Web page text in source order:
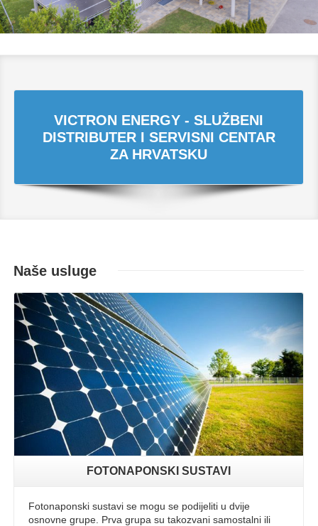
VICTRON ENERGY - SLUŽBENI
DISTRIBUTER I SERVISNI CENTAR
ZA HRVATSKU
Naše usluge
Opširnije
FOTONAPONSKI SUSTAVI
Fotonaponski sustavi se mogu se podijeliti u dvije
osnovne grupe. Prva grupa su takozvani samostalni ili